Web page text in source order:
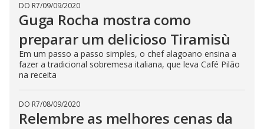
DO R7/09/09/2020
Guga Rocha mostra como
preparar um delicioso Tiramisù
Em um passo a passo simples, o chef alagoano ensina a
fazer a tradicional sobremesa italiana, que leva Café Pilão
na receita
DO R7/08/09/2020
Relembre as melhores cenas da